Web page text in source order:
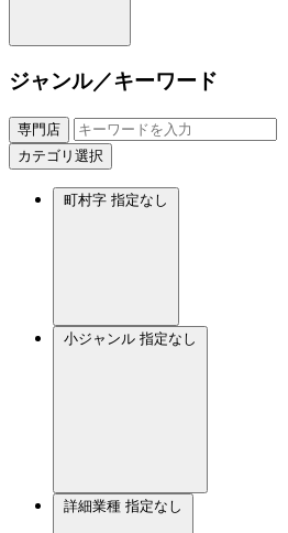
ジャンル／キーワード
専門店
カテゴリ選択
町村字 指定なし
小ジャンル 指定なし
詳細業種 指定なし